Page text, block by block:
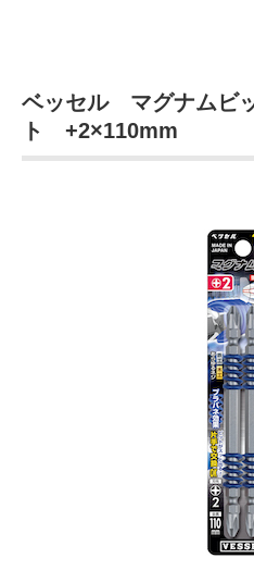
ベッセル マグナムビ
ト +2×110mm